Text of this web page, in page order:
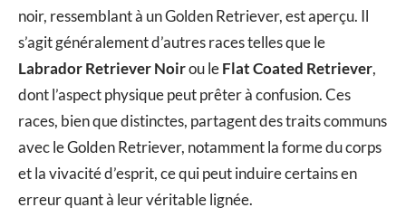
noir, ressemblant à un Golden Retriever, est aperçu. Il
s’agit généralement d’autres races telles que le
Labrador Retriever Noirou leFlat Coated Retriever,
dont l’aspect physique peut prêter à confusion. Ces
races, bien que distinctes, partagent des traits communs
avec le Golden Retriever, notamment la forme du corps
et la vivacité d’esprit, ce qui peut induire certains en
erreur quant à leur véritable lignée.